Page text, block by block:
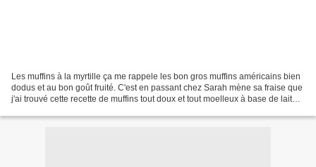
Les muffins à la myrtille ça me rappele les bon gros muffins américains bien
dodus et au bon goût fruité. C'est en passant chez Sarah mène sa fraise que
j'ai trouvé cette recette de muffins tout doux et tout moelleux à base de lait